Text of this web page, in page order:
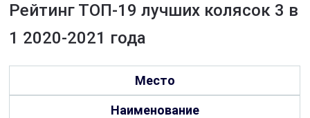
Рейтинг ТОП-19 лучших колясок 3 в
1 2020-2021 года
Место
Наименование